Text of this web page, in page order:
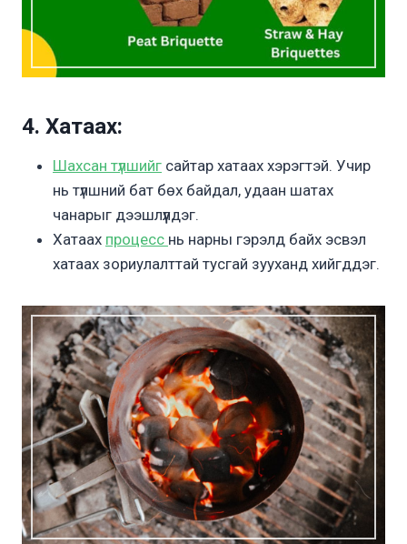
4. Хатаах:
Шахсан түлшийг сайтар хатаах хэрэгтэй. Учир
нь түлшний бат бөх байдал, удаан шатах
чанарыг дээшлүүлдэг.
Хатаах процесс нь нарны гэрэлд байх эсвэл
хатаах зориулалттай тусгай зууханд хийгддэг.